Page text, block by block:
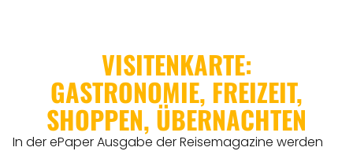
VISITENKARTE:
GASTRONOMIE, FREIZEIT,
SHOPPEN, ÜBERNACHTEN
In der ePaper Ausgabe der Reisemagazine werden